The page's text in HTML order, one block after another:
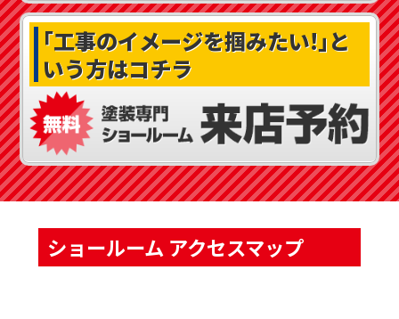
｢工事のイメージを掴みたい!｣と
いう方はコチラ
ショールーム アクセスマップ